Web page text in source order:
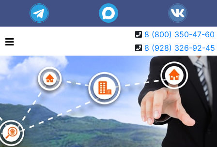
8 (800) 350-47-60
8 (928) 326-92-45